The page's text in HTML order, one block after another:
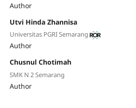
Author
Utvi Hinda Zhannisa
Universitas PGRI Semarang
Author
Chusnul Chotimah
SMK N 2 Semarang
Author